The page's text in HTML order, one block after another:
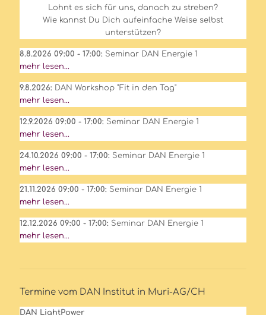
Lohnt es sich für uns, danach zu streben?
Wie kannst Du Dich aufeinfache Weise selbst
unterstützen?
8.8.2026 09:00 - 17:00: Seminar DAN Energie 1
mehr lesen...
9.8.2026: DAN Workshop "Fit in den Tag"
mehr lesen...
12.9.2026 09:00 - 17:00: Seminar DAN Energie 1
mehr lesen...
24.10.2026 09:00 - 17:00: Seminar DAN Energie 1
mehr lesen...
21.11.2026 09:00 - 17:00: Seminar DAN Energie 1
mehr lesen...
12.12.2026 09:00 - 17:00: Seminar DAN Energie 1
mehr lesen...
Termine vom DAN Institut in Muri-AG/CH
DAN LightPower